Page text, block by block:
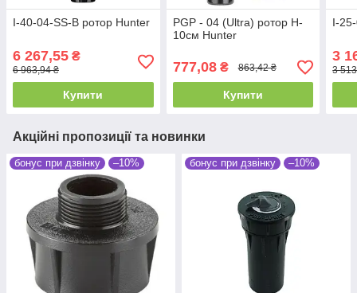
I-40-04-SS-B ротор Hunter
6 267,55 ₴
6 963,94 ₴
Купити
PGP - 04 (Ultra) ротор H-
10см Hunter
777,08₴ 863,42 ₴
Купити
I-
3
3
Акційні пропозиції та новинки
бонус при дзвінку –10% бонус при дзвінку –10%